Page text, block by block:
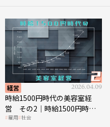
経営 2026.04.09
時給1500円時代の美容室経
営 その2｜時給1500円時代
に支払う給与はいくらなのか
雇用 社会